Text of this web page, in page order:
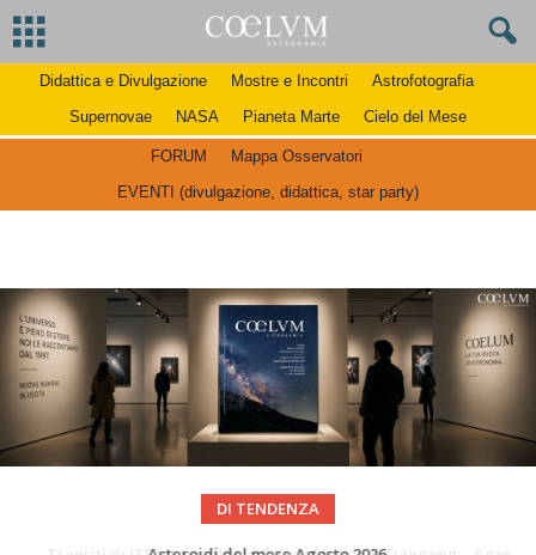
Didattica e Divulgazione Mostre e Incontri
Astrofotografia
Supernovae
NASA Pianeta Marte Cielo del Mese
FORUM
Mappa Osservatori
EVENTI (divulgazione, didattica, star party)
DI TENDENZA